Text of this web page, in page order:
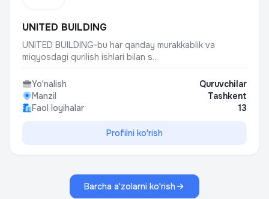
UNITED BUILDING
UNITED BUILDING-bu har qanday murakkablik va
miqyosdagi qurilish ishlari bilan s...
Yo'nalish
Quruvchilar
Manzil
Tashkent
Faol loyihalar
13
Profilni ko'rish
Barcha a'zolarni ko'rish